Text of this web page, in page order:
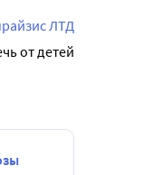
шкалы
в
ЛТД
от детей